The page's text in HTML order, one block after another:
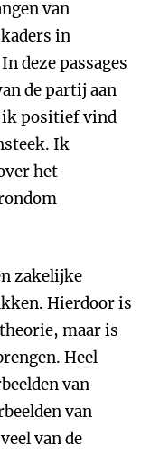
van
in
deze passages
de partij aan
ik positief vind
Ik
het
zakelijke
Hierdoor is
maar is
Heel
van
van
van de